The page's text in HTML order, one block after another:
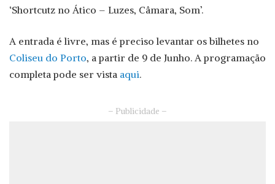
‘Shortcutz no Ático – Luzes, Câmara, Som’.
A entrada é livre, mas é preciso levantar os bilhetes no
Coliseu do Porto, a partir de 9 de Junho. A programação
completa pode ser vista aqui.
– Publicidade –